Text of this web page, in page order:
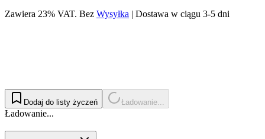
Zawiera 23% VAT. Bez Wysyłka | Dostawa w ciągu 3-5 dni
Dodaj do listy życzeń Ładowanie...
Ładowanie...